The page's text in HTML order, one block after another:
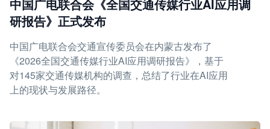
中国广电联合会《全国交通传媒行业AI应用调
研报告》正式发布
中国广电联合会交通宣传委员会在内蒙古发布了
《2026全国交通传媒行业AI应用调研报告》，基于
对145家交通传媒机构的调查，总结了行业在AI应用
上的现状与发展路径。